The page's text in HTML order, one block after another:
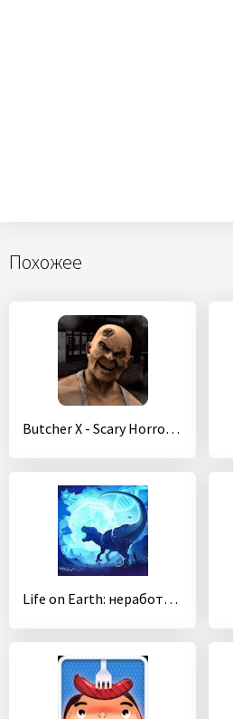
Похожее
Butcher X - Scary Horror Game / Escape from hospital
Life on Earth: неработающая эволюция игра